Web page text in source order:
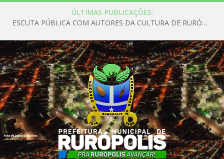
ÚLTIMAS PUBLICAÇÕES:
ESCUTA PÚBLICA COM AUTORES DA CULTURA DE RURÓPOLIS